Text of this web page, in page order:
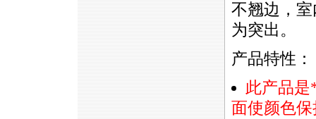
不翘边，
为突出。
产品特性：
此产品是
面使颜色